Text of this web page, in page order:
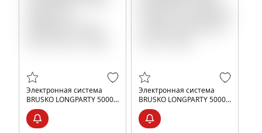
Электронная система
BRUSKO LONGPARTY 5000 с
ароматом клубники, 20
мг/см3, 9 мл, шт, 20%
Электронная система
BRUSKO LONGPARTY 5000 с
ароматом клубники с
киви, 20 мг/см3, 9 мл, шт,
20%